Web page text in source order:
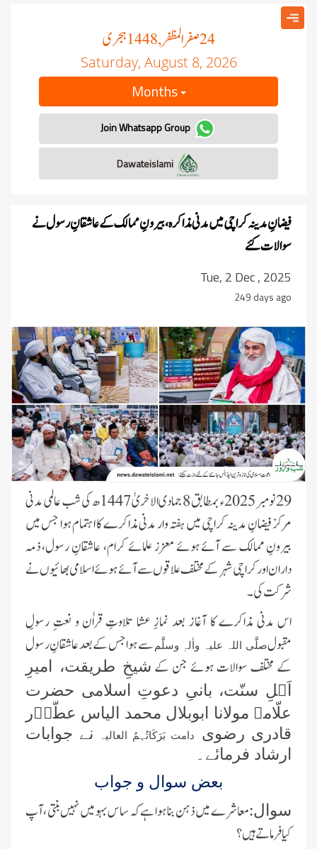
24صفر المظفر, 1448 ہجری
Saturday, August 8, 2026
Months
Join Whatsapp Group
فیضانِ مدینہ کراچی میں مدنی مذاکرہ، بیرونِ ممالک کے عاشقانِ رسول نے
سوالات کئے
Tue, 2 Dec , 2025
249 days ago
29 نومبر 2025ء بمطابق 8 جمادی الاخریٰ 1447ھ کی شب عالمی مدنی
مرکز فیضانِ مدینہ کراچی میں ہفتہ وار مدنی مذاکرے کا اہتمام ہوا جس میں
بیرونِ ممالک سے آئے ہوئے معزز علمائے کرام، عاشقانِ رسول، ذمہ
داران اور کراچی شہر کے مختلف علاقوں سے آئے ہوئے اسلامی بھائیوں نے
شرکت کی۔
اس مدنی مذاکرے کا آغاز بعد نمازِ عشا تلاوتِ قراٰن و نعتِ رسولِ
مقبولصلَّی اللہ علیہ واٰلہٖ وسلَّم سے ہوا جس کے بعد عاشقانِ رسول
کے مختلف سوالات ہوئے جن کے شیخِ طریقت، امیرِ
اَہلِ سنّت، بانیِ دعوتِ اسلامی حضرت
علّامہ مولانا ابوبلال محمد الیاس عطّاؔر
قادری رضوی
دامت بَرَکَاتُہمُ العالیہ نے جوابات
ارشاد فرمائے۔
بعض سوال و جواب
سوال:معاشرے میں ذہن بنا ہوا ہے کہ ساس بہو میں نہیں بنتی ،آپ
کیا فرماتے ہیں؟